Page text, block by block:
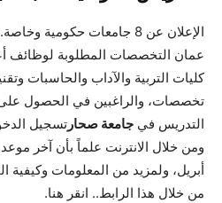
الإعلان عن 8 جامعات حكومية وخاصة.
عمان التخصصات المطلوبة لوظائف
تخصصات، والراغبين في الحصول
التدريس في جامعة صحار تسجيل
أبريل، ولمزيد من المعلومات وكيفية
من خلال هذا الرابط.. انقر هنا.